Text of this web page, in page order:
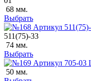
68 мм.
Выбрать
511(75)-33
74 мм.
Выбрать
50 мм.